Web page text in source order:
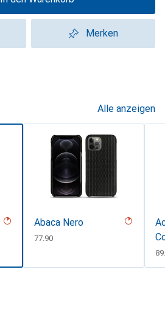
Merken
Alle anzeigen
Abaca Nero
CHF
77.90